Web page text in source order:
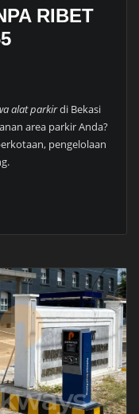
RIBET
alat parkirdi Bekasi
area parkir Anda?
pengelolaan